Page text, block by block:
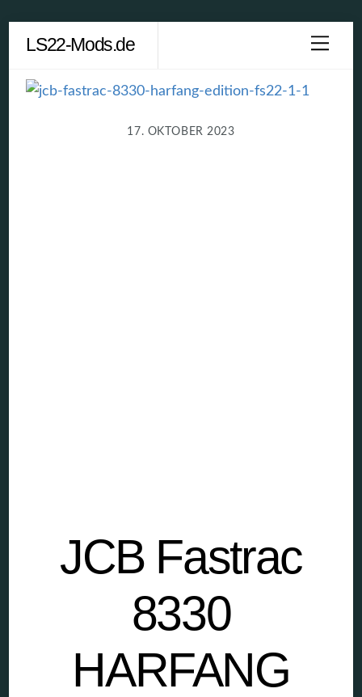
content
LS22-Mods.de
17. OKTOBER 2023
JCB Fastrac
8330
HARFANG